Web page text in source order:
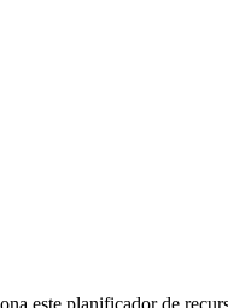
este planificador de